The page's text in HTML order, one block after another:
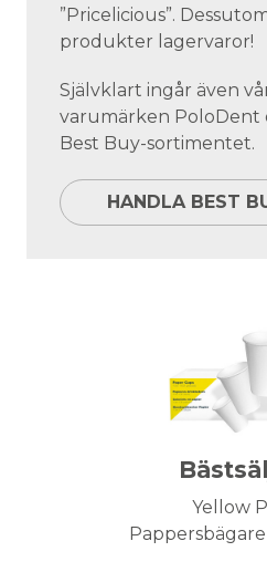
”Pricelicious”.
produkter lagervaror!
Självklart ingår även
varumärken PoloDent
Best Buy-sortimentet.
HANDLA BEST
Yellow